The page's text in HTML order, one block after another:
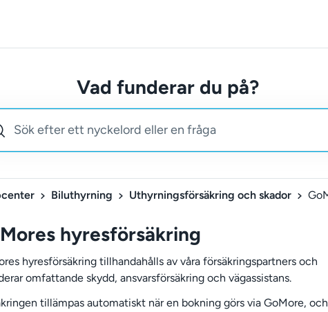
Vad funderar du på?
Biluthyrning Uthyrningsförsäkring och skador
hyresförsäkring
hyresförsäkring tillhandahålls av våra försäkringspartners och
omfattande skydd, ansvarsförsäkring och vägassistans.
tillämpas automatiskt när en bokning görs via GoMore, och